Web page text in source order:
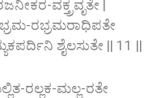
ವಕ್ತ್ರವೃತೇ |
ರಭ್ರಮರಾಧಿಪತೇ
ಶೈಲಸುತೇ || 11 ||
ರಲ್ಲಕ-ಮಲ್ಲ-ರತೇ